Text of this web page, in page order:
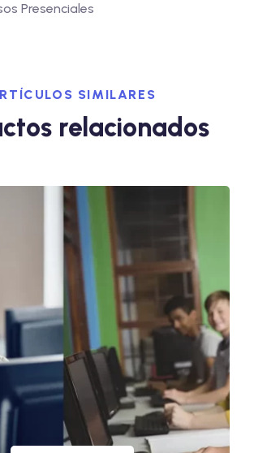
Presenciales
SIMILARES
relacionados